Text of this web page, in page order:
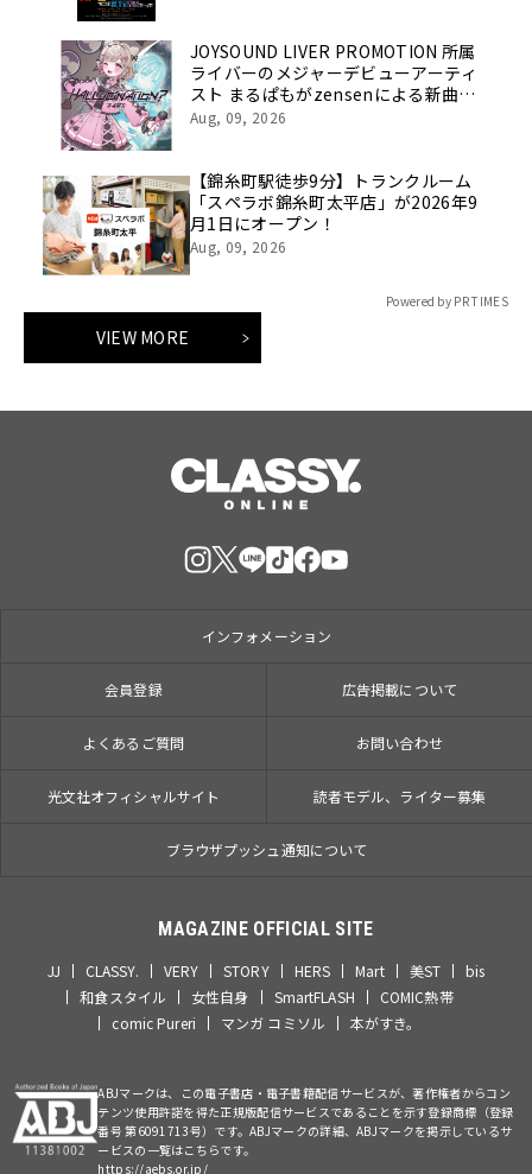
JOYSOUND LIVER PROMOTION 所属
ライバーのメジャーデビューアーティ
スト まるぱもがzensenによる新曲
「HALLUCINATION？」をメジャー配
Aug, 09, 2026
【錦糸町駅徒歩9分】トランクルーム
「スペラボ錦糸町太平店」が2026年9
月1日にオープン！
Aug, 09, 2026
Powered by PR TIMES
VIEW MORE
インフォメーション
会員登録 広告掲載について
よくあるご質問 お問い合わせ
光文社オフィシャルサイト 読者モデル、ライター募集
ブラウザプッシュ通知について
MAGAZINE OFFICIAL SITE
JJ CLASSY. VERY STORY HERS Mart 美ST
bis
和食スタイル
女性自身 SmartFLASH
COMIC熱帯
comic Pureri
マンガ コミソル 本がすき。
ABJマークは、この電子書店・電子書籍配信サービスが、著作権者からコン
テンツ使用許諾を得た正規版配信サービスであることを示す登録商標（登録
番号 第6091713号）です。ABJマークの詳細、ABJマークを掲示しているサ
ービスの一覧はこちらです。
https://aebs.or.jp/